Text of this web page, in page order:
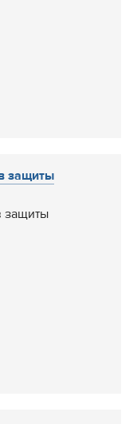
защиты
защиты